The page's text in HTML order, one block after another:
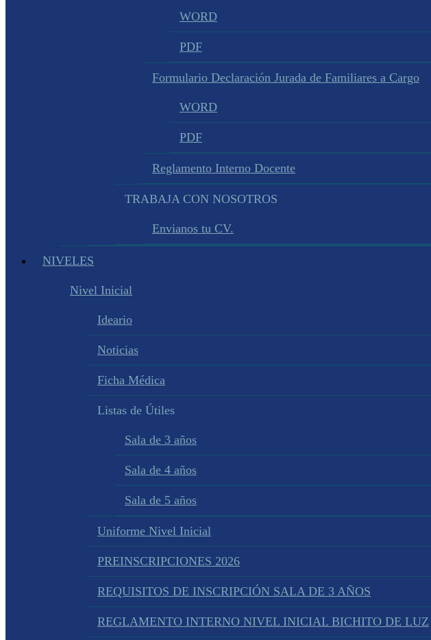
WORD
PDF
Formulario Declaración Jurada de Familiares a Cargo
WORD
PDF
Reglamento Interno Docente
TRABAJA CON NOSOTROS
Envianos tu CV.
NIVELES
Nivel Inicial
Ideario
Noticias
Ficha Médica
Listas de Útiles
Sala de 3 años
Sala de 4 años
Sala de 5 años
Uniforme Nivel Inicial
PREINSCRIPCIONES 2026
REQUISITOS DE INSCRIPCIÓN SALA DE 3 AÑOS
REGLAMENTO INTERNO NIVEL INICIAL BICHITO DE LUZ